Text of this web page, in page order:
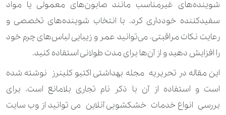
شوینده‌های غیرمناسب مانند صابون‌های معمولی یا مواد
سفیدکننده خودداری کرد. با انتخاب شوینده‌های تخصصی و
رعایت نکات مراقبتی، می‌توانید عمر و زیبایی لباس‌های چرم خود
را افزایش دهید و از آن‌ها برای مدت طولانی استفاده کنید.
این مقاله در تحریریه مجله بهداشتی اکتیو کلینرز نوشته شده
است و استفاده از آن با ذکر نام تجاری بلامانع است، برای
بررسی انواع خدمات خشکشویی آنلاین می توانید از وب سایت